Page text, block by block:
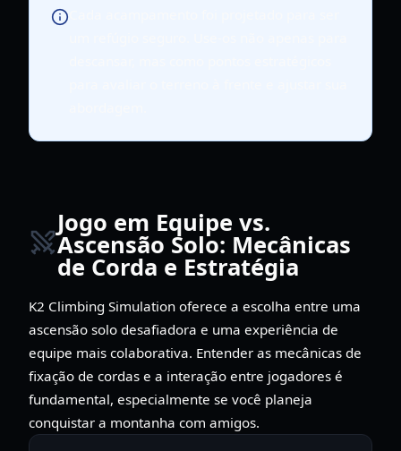
Jogo em Equipe vs.
Ascensão Solo: Mecânicas
de Corda e Estratégia
K2 Climbing Simulation oferece a escolha entre uma
ascensão solo desafiadora e uma experiência de
equipe mais colaborativa. Entender as mecânicas de
fixação de cordas e a interação entre jogadores é
fundamental, especialmente se você planeja
conquistar a montanha com amigos.